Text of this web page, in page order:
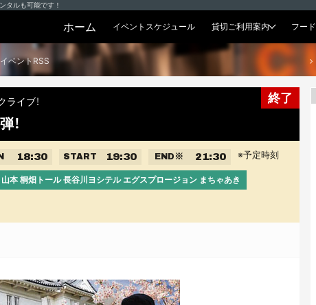
タルも可能です！
ホーム イベントスケジュール 貸切ご利用案内 フード
イベントRSS
終了
イブ！
！
18:30 START 19:30 END ※ 21:30 ※予定時刻
山本 桐畑トール 長谷川ヨシテル エグスプロージョン まちゃあき